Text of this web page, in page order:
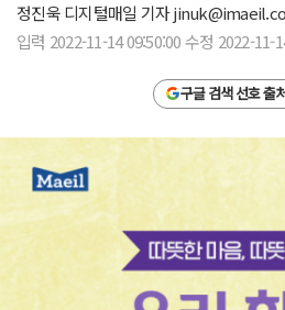
정진욱 디지털매일 기자
입력 2022-11-14 09:50:00 수정 2022-11-
구글 검색 선호 출